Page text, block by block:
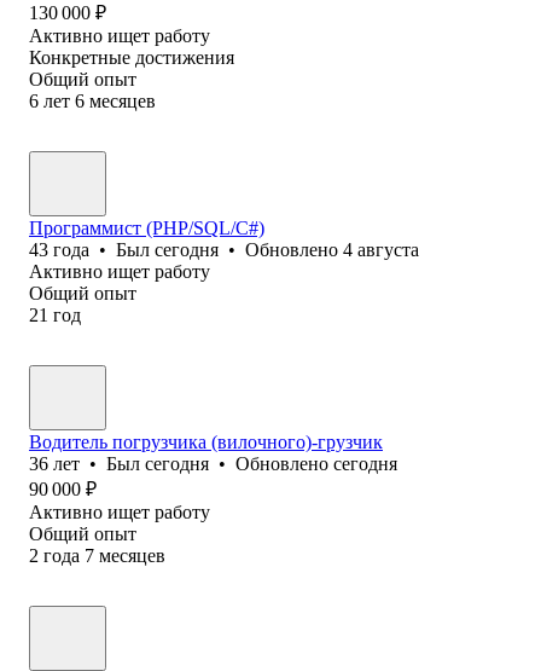
130 000 ₽
Активно ищет работу
Конкретные достижения
Общий опыт
6 лет 6 месяцев
Программист (PHP/SQL/C#)
43 года • Был сегодня • Обновлено 4 августа
Активно ищет работу
Общий опыт
21 год
Водитель погрузчика (вилочного)-грузчик
36 лет • Был сегодня • Обновлено сегодня
90 000 ₽
Активно ищет работу
Общий опыт
2 года 7 месяцев